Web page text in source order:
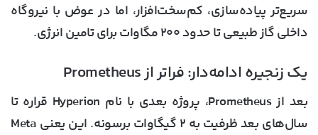
سریع‌تر پیاده‌سازی، کم‌سخت‌افزار، اما در عوض با نیروگاه
داخلی گاز طبیعی تا حدود ۲۰۰ مگاوات برای تامین انرژی.
یک زنجیره ادامه‌دار:‌ فراتر از Prometheus
بعد از Prometheus، پروژه بعدی با نام Hyperion قراره تا
سال‌های بعد ظرفیت به ۲ گیگاوات برسونه. این یعنی Meta